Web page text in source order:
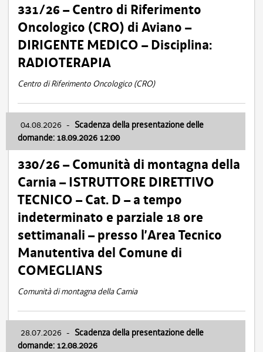
331/26 – Centro di Riferimento
Oncologico (CRO) di Aviano –
DIRIGENTE MEDICO – Disciplina:
RADIOTERAPIA
Centro di Riferimento Oncologico (CRO)
04.08.2026 - Scadenza della presentazione delle
domande: 18.09.2026 12:00
330/26 – Comunità di montagna della
Carnia – ISTRUTTORE DIRETTIVO
TECNICO – Cat. D – a tempo
indeterminato e parziale 18 ore
settimanali – presso l’Area Tecnico
Manutentiva del Comune di
COMEGLIANS
Comunità di montagna della Carnia
28.07.2026 - Scadenza della presentazione delle
domande: 12.08.2026